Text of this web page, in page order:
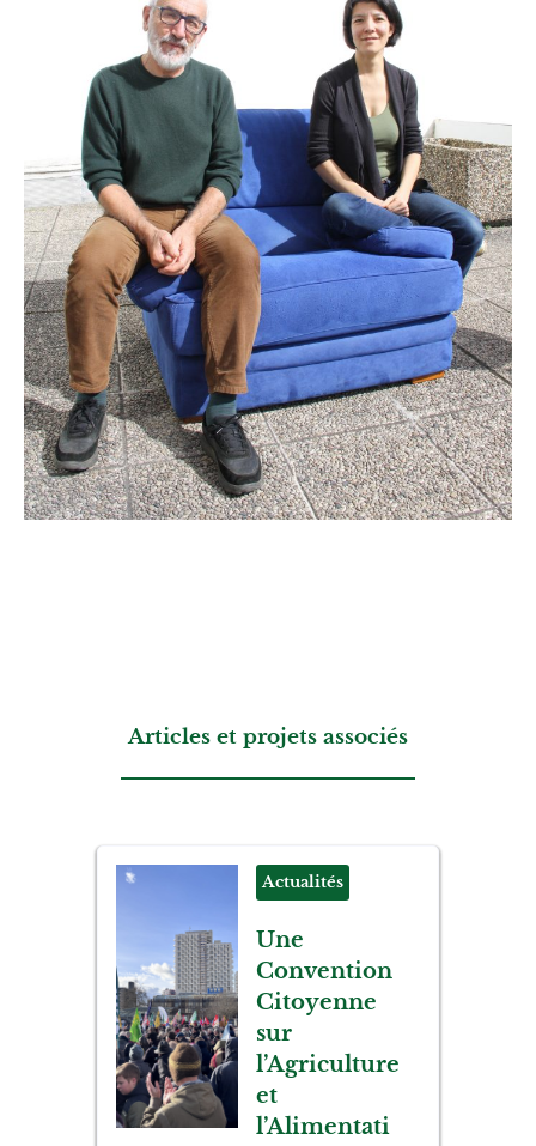
Articles et projets associés
Une
Convention
Citoyenne
sur
l’Agriculture
et
l’Alimentati
Actualités